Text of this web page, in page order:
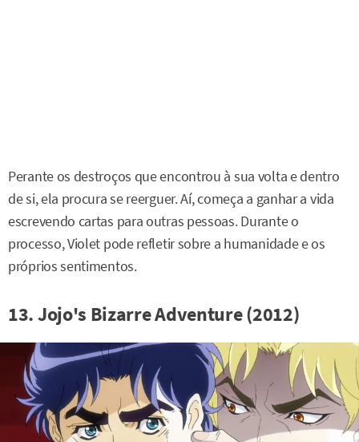
Perante os destroços que encontrou à sua volta e dentro
de si, ela procura se reerguer. Aí, começa a ganhar a vida
escrevendo cartas para outras pessoas. Durante o
processo, Violet pode refletir sobre a humanidade e os
próprios sentimentos.
13. Jojo's Bizarre Adventure (2012)